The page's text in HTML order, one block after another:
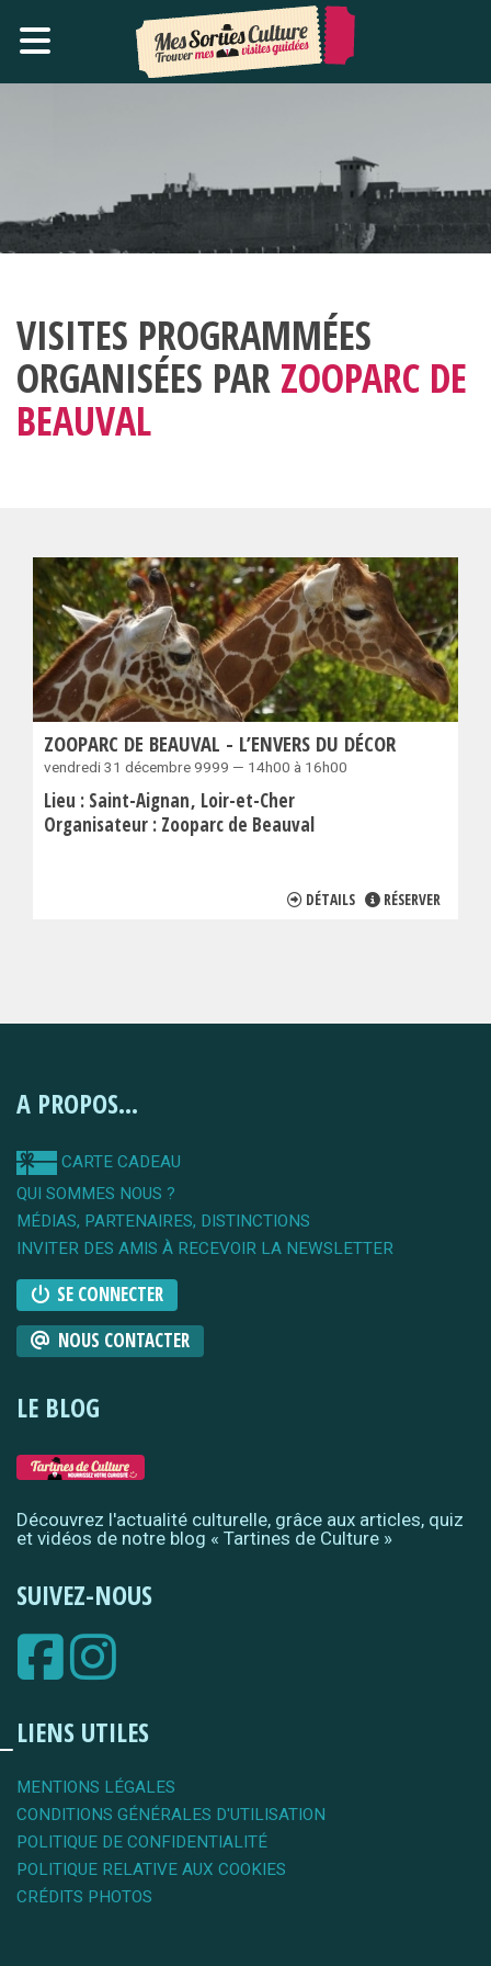
VISITES PROGRAMMÉES
ORGANISÉES PAR ZOOPARC DE
BEAUVAL
ZOOPARC DE BEAUVAL - L’ENVERS DU DÉCOR
vendredi 31 décembre 9999 — 14h00 à 16h00
Lieu : Saint-Aignan Loir-et-Cher
Organisateur : Zooparc de Beauval
DÉTAILS RÉSERVER
A PROPOS...
CARTE CADEAU
QUI SOMMES NOUS ?
MÉDIAS, PARTENAIRES, DISTINCTIONS
INVITER DES AMIS À RECEVOIR LA NEWSLETTER
SE CONNECTER
NOUS CONTACTER
LE BLOG
Découvrez l'actualité culturelle, grâce aux articles, quiz
et vidéos de notre blog « Tartines de Culture »
SUIVEZ-NOUS
LIENS UTILES
MENTIONS LÉGALES
CONDITIONS GÉNÉRALES D'UTILISATION
POLITIQUE DE CONFIDENTIALITÉ
POLITIQUE RELATIVE AUX COOKIES
CRÉDITS PHOTOS